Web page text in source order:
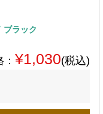
ブラック
¥1,030(税込)